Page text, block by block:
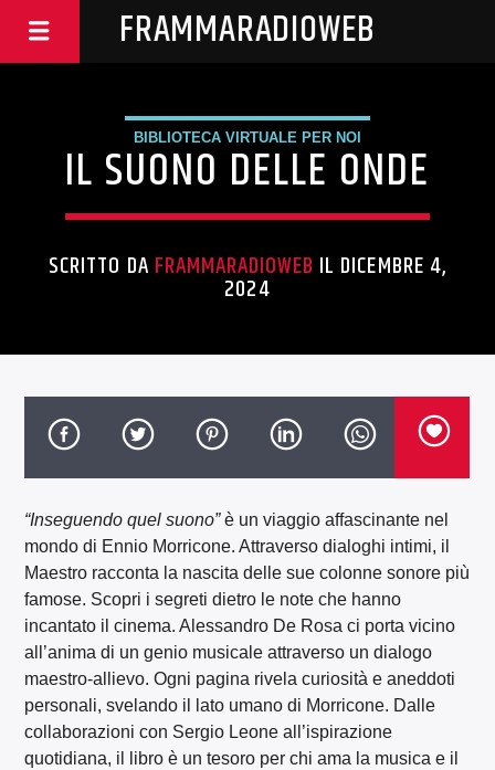
FRAMMARADIOWEB
BIBLIOTECA VIRTUALE PER NOI
IL SUONO DELLE ONDE
SCRITTO DA FRAMMARADIOWEB IL DICEMBRE 4,
2024
“Inseguendo quel suono”è un viaggio affascinante nel
mondo di Ennio Morricone. Attraverso dialoghi intimi, il
Maestro racconta la nascita delle sue colonne sonore più
famose. Scopri i segreti dietro le note che hanno
incantato il cinema. Alessandro De Rosa ci porta vicino
all’anima di un genio musicale attraverso un dialogo
maestro-allievo. Ogni pagina rivela curiosità e aneddoti
personali, svelando il lato umano di Morricone. Dalle
collaborazioni con Sergio Leone all’ispirazione
quotidiana, il libro è un tesoro per chi ama la musica e il